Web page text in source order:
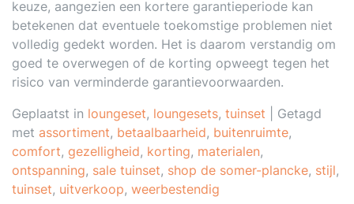
keuze, aangezien een kortere garantieperiode kan
betekenen dat eventuele toekomstige problemen niet
volledig gedekt worden. Het is daarom verstandig om
goed te overwegen of de korting opweegt tegen het
risico van verminderde garantievoorwaarden.
Geplaatst in loungeset, loungesets, tuinset
Getagd
met assortiment, betaalbaarheid, buitenruimte,
comfort, gezelligheid, korting, materialen,
ontspanning, sale tuinset, shop de somer-plancke, stijl,
tuinset, uitverkoop, weerbestendig